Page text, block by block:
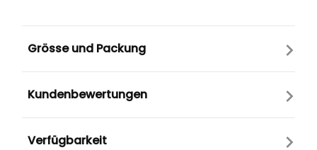
Grösse und Packung
Kundenbewertungen
Verfügbarkeit